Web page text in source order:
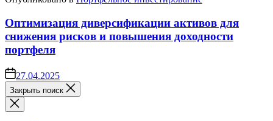
Оптимизация диверсификации активов для
снижения рисков и повышения доходности
портфеля
27.04.2025
Закрыть поиск